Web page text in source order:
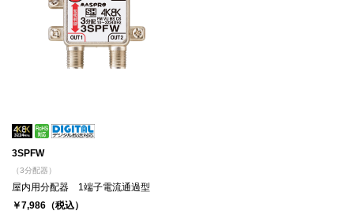
3SPFW
（3分配器）
屋内用分配器 1端子電流通過型
￥7,986（税込）